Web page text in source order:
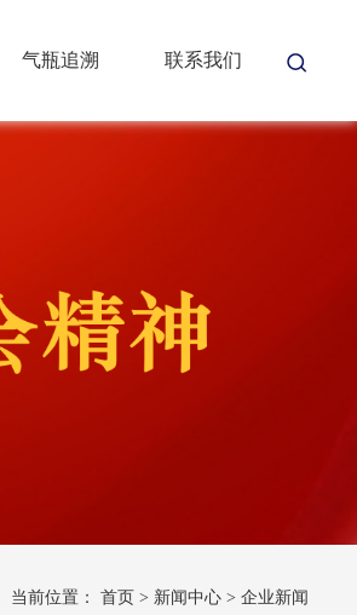
气瓶追溯 联系我们
当前位置： 首页 > 新闻中心> 企业新闻